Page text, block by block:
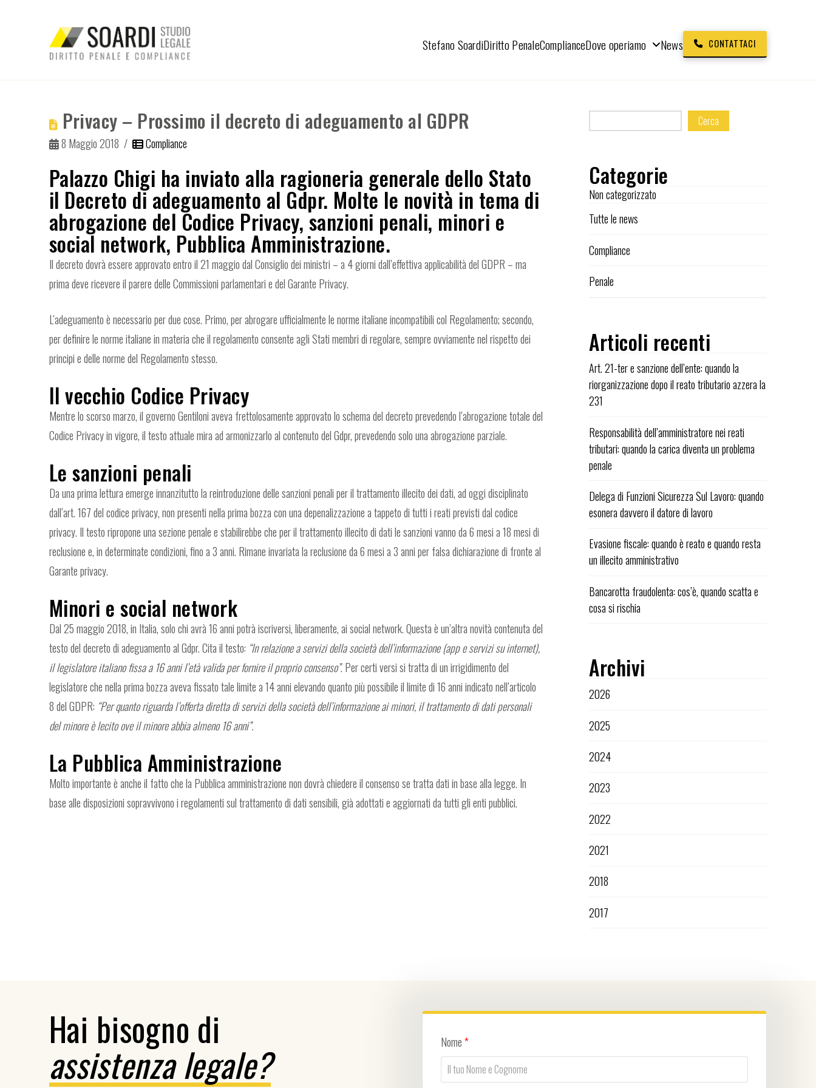
Stefano SoardiDiritto PenaleComplianceDove operiamo News CONTATTACI
Privacy – Prossimo il decreto di adeguamento al GDPR
8 Maggio 2018 Compliance
Palazzo Chigi ha inviato alla ragioneria generale dello Stato
il Decreto di adeguamento al Gdpr. Molte le novità in tema di
abrogazione del Codice Privacy, sanzioni penali, minori e
social network, Pubblica Amministrazione.
Il decreto dovrà essere approvato entro il 21 maggio dal Consiglio dei ministri – a 4 giorni dall’effettiva applicabilità del GDPR – ma
prima deve ricevere il parere delle Commissioni parlamentari e del Garante Privacy.
L’adeguamento è necessario per due cose. Primo, per abrogare ufficialmente le norme italiane incompatibili col Regolamento; secondo,
per definire le norme italiane in materia che il regolamento consente agli Stati membri di regolare, sempre ovviamente nel rispetto dei
principi e delle norme del Regolamento stesso.
Il vecchio Codice Privacy
Mentre lo scorso marzo, il governo Gentiloni aveva frettolosamente approvato lo schema del decreto prevedendo l’abrogazione totale del
Codice Privacy in vigore, il testo attuale mira ad armonizzarlo al contenuto del Gdpr, prevedendo solo una abrogazione parziale.
Le sanzioni penali
Da una prima lettura emerge innanzitutto la reintroduzione delle sanzioni penali per il trattamento illecito dei dati, ad oggi disciplinato
dall’art. 167 del codice privacy, non presenti nella prima bozza con una depenalizzazione a tappeto di tutti i reati previsti dal codice
privacy. Il testo ripropone una sezione penale e stabilirebbe che per il trattamento illecito di dati le sanzioni vanno da 6 mesi a 18 mesi di
reclusione e, in determinate condizioni, fino a 3 anni. Rimane invariata la reclusione da 6 mesi a 3 anni per falsa dichiarazione di fronte al
Garante privacy.
Minori e social network
Dal 25 maggio 2018, in Italia, solo chi avrà 16 anni potrà iscriversi, liberamente, ai social network. Questa è un’altra novità contenuta del
testo del decreto di adeguamento al Gdpr. Cita il testo: “In relazione a servizi della società dell’informazione (app e servizi su internet),
il legislatore italiano fissa a 16 anni l’età valida per fornire il proprio consenso”. Per certi versi si tratta di un irrigidimento del
legislatore che nella prima bozza aveva fissato tale limite a 14 anni elevando quanto più possibile il limite di 16 anni indicato nell’articolo
8 del GDPR: “Per quanto riguarda l’offerta diretta di servizi della società dell’informazione ai minori, il trattamento di dati personali
del minore è lecito ove il minore abbia almeno 16 anni”.
La Pubblica Amministrazione
Molto importante è anche il fatto che la Pubblica amministrazione non dovrà chiedere il consenso se tratta dati in base alla legge. In
base alle disposizioni sopravvivono i regolamenti sul trattamento di dati sensibili, già adottati e aggiornati da tutti gli enti pubblici.
Cerca
Categorie
Non categorizzato
Tutte le news
Compliance
Penale
Articoli recenti
Art. 21-ter e sanzione dell’ente: quando la
riorganizzazione dopo il reato tributario azzera la
231
Responsabilità dell’amministratore nei reati
tributari: quando la carica diventa un problema
penale
Delega di Funzioni Sicurezza Sul Lavoro: quando
esonera davvero il datore di lavoro
Evasione fiscale: quando è reato e quando resta
un illecito amministrativo
Bancarotta fraudolenta: cos’è, quando scatta e
cosa si rischia
Archivi
2026
2025
2024
2023
2022
2021
2018
2017
Hai bisogno di
assistenza legale? Nome*